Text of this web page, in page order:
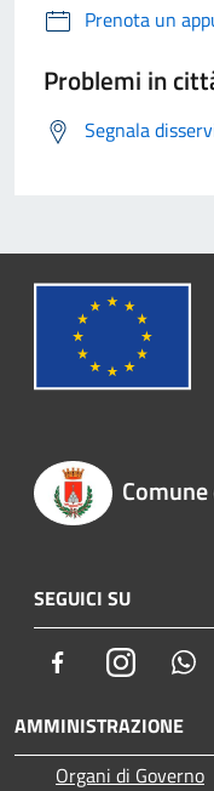
Prenota un
Problemi in
Segnala
SEGUICI SU
FacebookInstagram
AMMINISTRAZIONE
Organi di Governo